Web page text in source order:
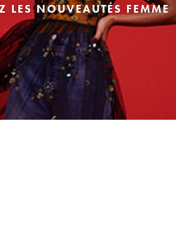
LES NOUVEAUTÉS FEMME